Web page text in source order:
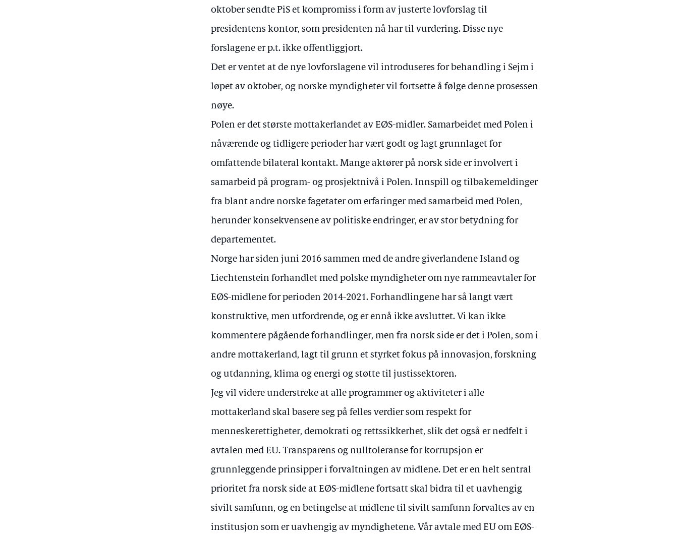
oktober sendte PiS et kompromiss i form av justerte lovforslag til
presidentens kontor, som presidenten nå har til vurdering. Disse nye
forslagene er p.t. ikke offentliggjort.
Det er ventet at de nye lovforslagene vil introduseres for behandling i Sejm i
løpet av oktober, og norske myndigheter vil fortsette å følge denne prosessen
nøye.
Polen er det største mottakerlandet av EØS-midler. Samarbeidet med Polen i
nåværende og tidligere perioder har vært godt og lagt grunnlaget for
omfattende bilateral kontakt. Mange aktører på norsk side er involvert i
samarbeid på program- og prosjektnivå i Polen. Innspill og tilbakemeldinger
fra blant andre norske fagetater om erfaringer med samarbeid med Polen,
herunder konsekvensene av politiske endringer, er av stor betydning for
departementet.
Norge har siden juni 2016 sammen med de andre giverlandene Island og
Liechtenstein forhandlet med polske myndigheter om nye rammeavtaler for
EØS-midlene for perioden 2014-2021. Forhandlingene har så langt vært
konstruktive, men utfordrende, og er ennå ikke avsluttet. Vi kan ikke
kommentere pågående forhandlinger, men fra norsk side er det i Polen, som i
andre mottakerland, lagt til grunn et styrket fokus på innovasjon, forskning
og utdanning, klima og energi og støtte til justissektoren.
Jeg vil videre understreke at alle programmer og aktiviteter i alle
mottakerland skal basere seg på felles verdier som respekt for
menneskerettigheter, demokrati og rettssikkerhet, slik det også er nedfelt i
avtalen med EU. Transparens og nulltoleranse for korrupsjon er
grunnleggende prinsipper i forvaltningen av midlene. Det er en helt sentral
prioritet fra norsk side at EØS-midlene fortsatt skal bidra til et uavhengig
sivilt samfunn, og en betingelse at midlene til sivilt samfunn forvaltes av en
institusjon som er uavhengig av myndighetene. Vår avtale med EU om EØS-